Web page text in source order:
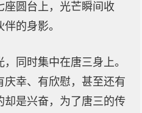
座圆台上，光芒瞬间收
的身影。
同时集中在唐三身上。
幸、有欣慰，甚至还有
却是兴奋，为了唐三的传